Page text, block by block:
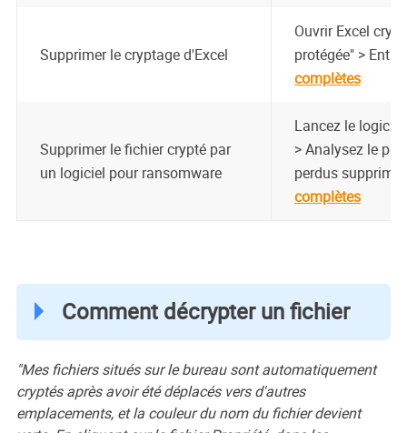
Supprimer le cryptage d'Excel
Ouvrir Excel
protégée" >
complètes
Supprimer le fichier crypté par
un logiciel pour ransomware
Lancez le
> Analysez le
perdus
complètes
Comment décrypter un fichier
"Mes fichiers situés sur le bureau sont automatiquement
cryptés après avoir été déplacés vers d'autres
emplacements, et la couleur du nom du fichier devient